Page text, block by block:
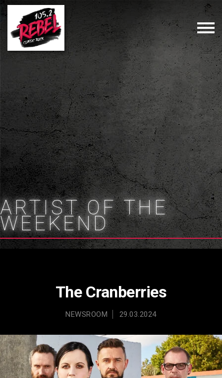
ARTIST OF THE
WEEKEND
Τhe Cranberries
NEWSROOM 29.03.2024